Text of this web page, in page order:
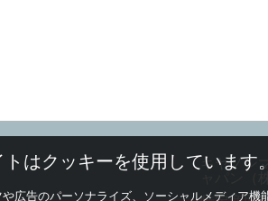
キヤノン
はクッキーを使用しています。
広告のパーソナライズ、ソーシャルメディア